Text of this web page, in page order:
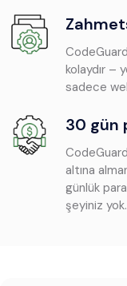
kolaydır –
sadece
30 gün
altına
günlük
şeyiniz yok.